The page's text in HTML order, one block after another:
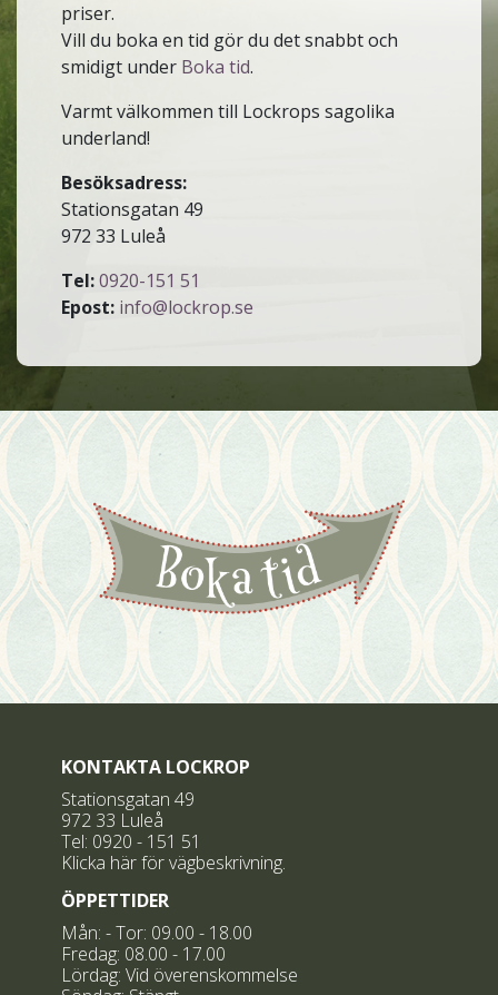
priser.
Vill du boka en tid gör du det snabbt och
smidigt under Boka tid.
Varmt välkommen till Lockrops sagolika
underland!
Besöksadress:
Stationsgatan 49
972 33 Luleå
Tel:0920-151 51
Epost: info@lockrop.se
KONTAKTA LOCKROP
Stationsgatan 49
972 33 Luleå
Tel: 0920 - 151 51
Klicka här för vägbeskrivning.
ÖPPETTIDER
Mån: - Tor: 09.00 - 18.00
Fredag: 08.00 - 17.00
Lördag: Vid överenskommelse